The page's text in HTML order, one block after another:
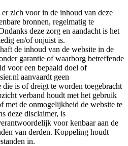
zich voor in de inhoud van deze
bronnen, regelmatig te
deze zorg en aandacht is het
en/of onjuist is.
de inhoud van de website in de
garantie of waarborg betreffende
voor een bepaald doel of
aanvaardt geen
is of dreigt te worden toegebracht
verband houdt met het gebruik
met de onmogelijkheid de website te
deze disclaimer, is
voor kenbaar aan de
van derden. Koppeling houdt
in.